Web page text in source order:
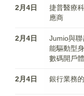
2月4日
捷普醫療
應商
2月4日
Jumio與
能驅動型
數碼開戶
2月4日 銀行業務